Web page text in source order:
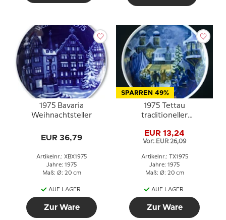
1975 Bavaria
Weihnachtsteller
EUR 36,79
Artikelnr.: XBX1975
Jahre: 1975
Maß: Ø: 20 cm
AUF LAGER
Zur Ware
SPARREN 49%
1975 Tettau
traditioneller
EUR 13,24
Vor: EUR 26,09
Artikelnr.: TX1975
Jahre: 1975
Maß: Ø: 20 cm
AUF LAGER
Zur Ware